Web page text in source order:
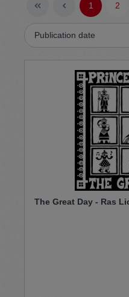
1 2
The Great Day - Ras